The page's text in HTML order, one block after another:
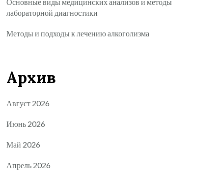
Основные виды медицинских анализов и методы
лабораторной диагностики
Методы и подходы к лечению алкоголизма
Архив
Август 2026
Июнь 2026
Май 2026
Апрель 2026